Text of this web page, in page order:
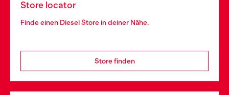
Store locator
Finde einen Diesel Store in deiner Nähe.
Store finden